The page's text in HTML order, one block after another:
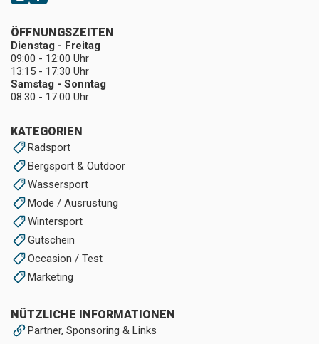
KATEGORIEN
Radsport
Bergsport & Outdoor
Wassersport
Mode / Ausrüstung
Wintersport
Gutschein
Occasion / Test
Marketing
NÜTZLICHE INFORMATIONEN
Partner, Sponsoring & Links
ÖFFNUNGSZEITEN
Dienstag - Freitag
09:00 - 12:00 Uhr
13:15 - 17:30 Uhr
Samstag - Sonntag
08:30 - 17:00 Uhr